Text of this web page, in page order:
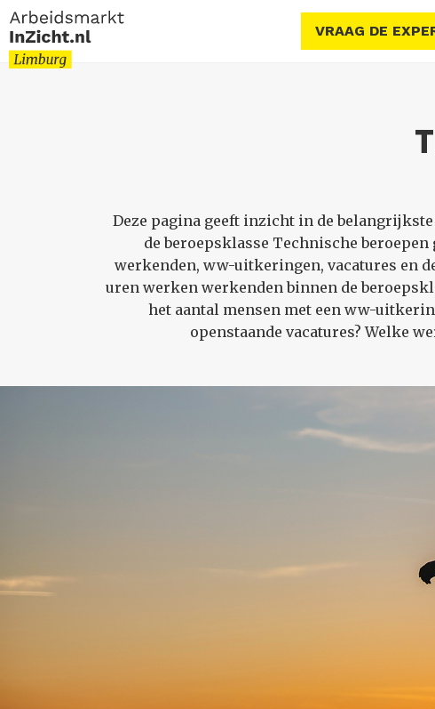
VRAAG DE
Deze pagina geeft inzicht in de
de beroepsklasse Technische
werkenden, ww-uitkeringen, vacatures en
uren werken werkenden binnen de
het aantal mensen met een ww-
openstaande vacatures? Welke